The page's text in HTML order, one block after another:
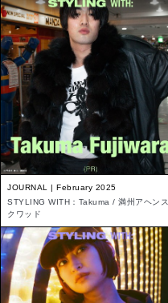
JOURNAL | February 2025
STYLING WITH：Takuma / 満州アヘンス
クワッド